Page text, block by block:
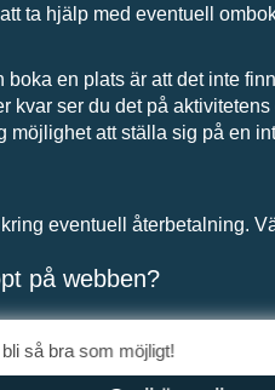
ta hjälp med eventuell
en plats är att det inte
kvar ser du det på aktivitetens
att ställa sig på en
eventuell återbetalning.
på webben?
du själv ta ut din Kvittokopia
så bra som möjligt!